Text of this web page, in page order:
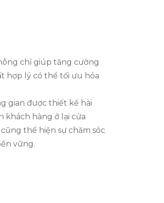
chỉ giúp tăng cường
hợp lý có thể tối ưu hóa
gian được thiết kế hài
khách hàng ở lại cửa
thể hiện sự chăm sóc
vững.